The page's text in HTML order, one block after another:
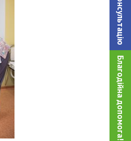
Благодійна допомога!